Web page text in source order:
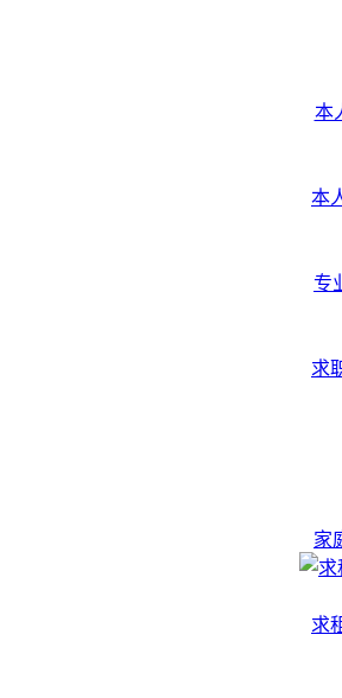
本
本
专
求
家
求